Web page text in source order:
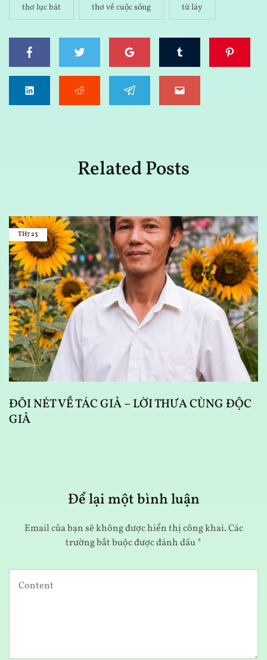
thơ lục bát thơ về cuộc sống từ láy
Related Posts
TH723
ĐÔI NÉT VỀ TÁC GIẢ – LỜI THƯA CÙNG ĐỘC
GIẢ
Để lại một bình luận
Email của bạn sẽ không được hiển thị công khai.Các
trường bắt buộc được đánh dấu*